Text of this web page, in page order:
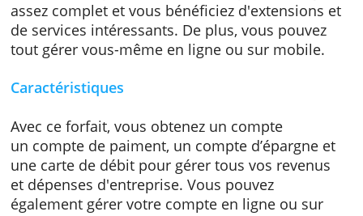
Le Pack Essential Pro de BNP Paribas Fortis
idéal pour gérer les opérations bancaires
assez complet et vous bénéficiez
de services intéressants. De plus, vous
tout gérer vous-même en ligne ou sur
Caractéristiques